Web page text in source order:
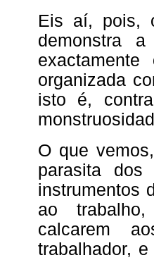
Eis aí, pois,
demonstra
organizada
isto é,
O que
parasita dos
instrumentos
ao
calcarem
trabalhador,